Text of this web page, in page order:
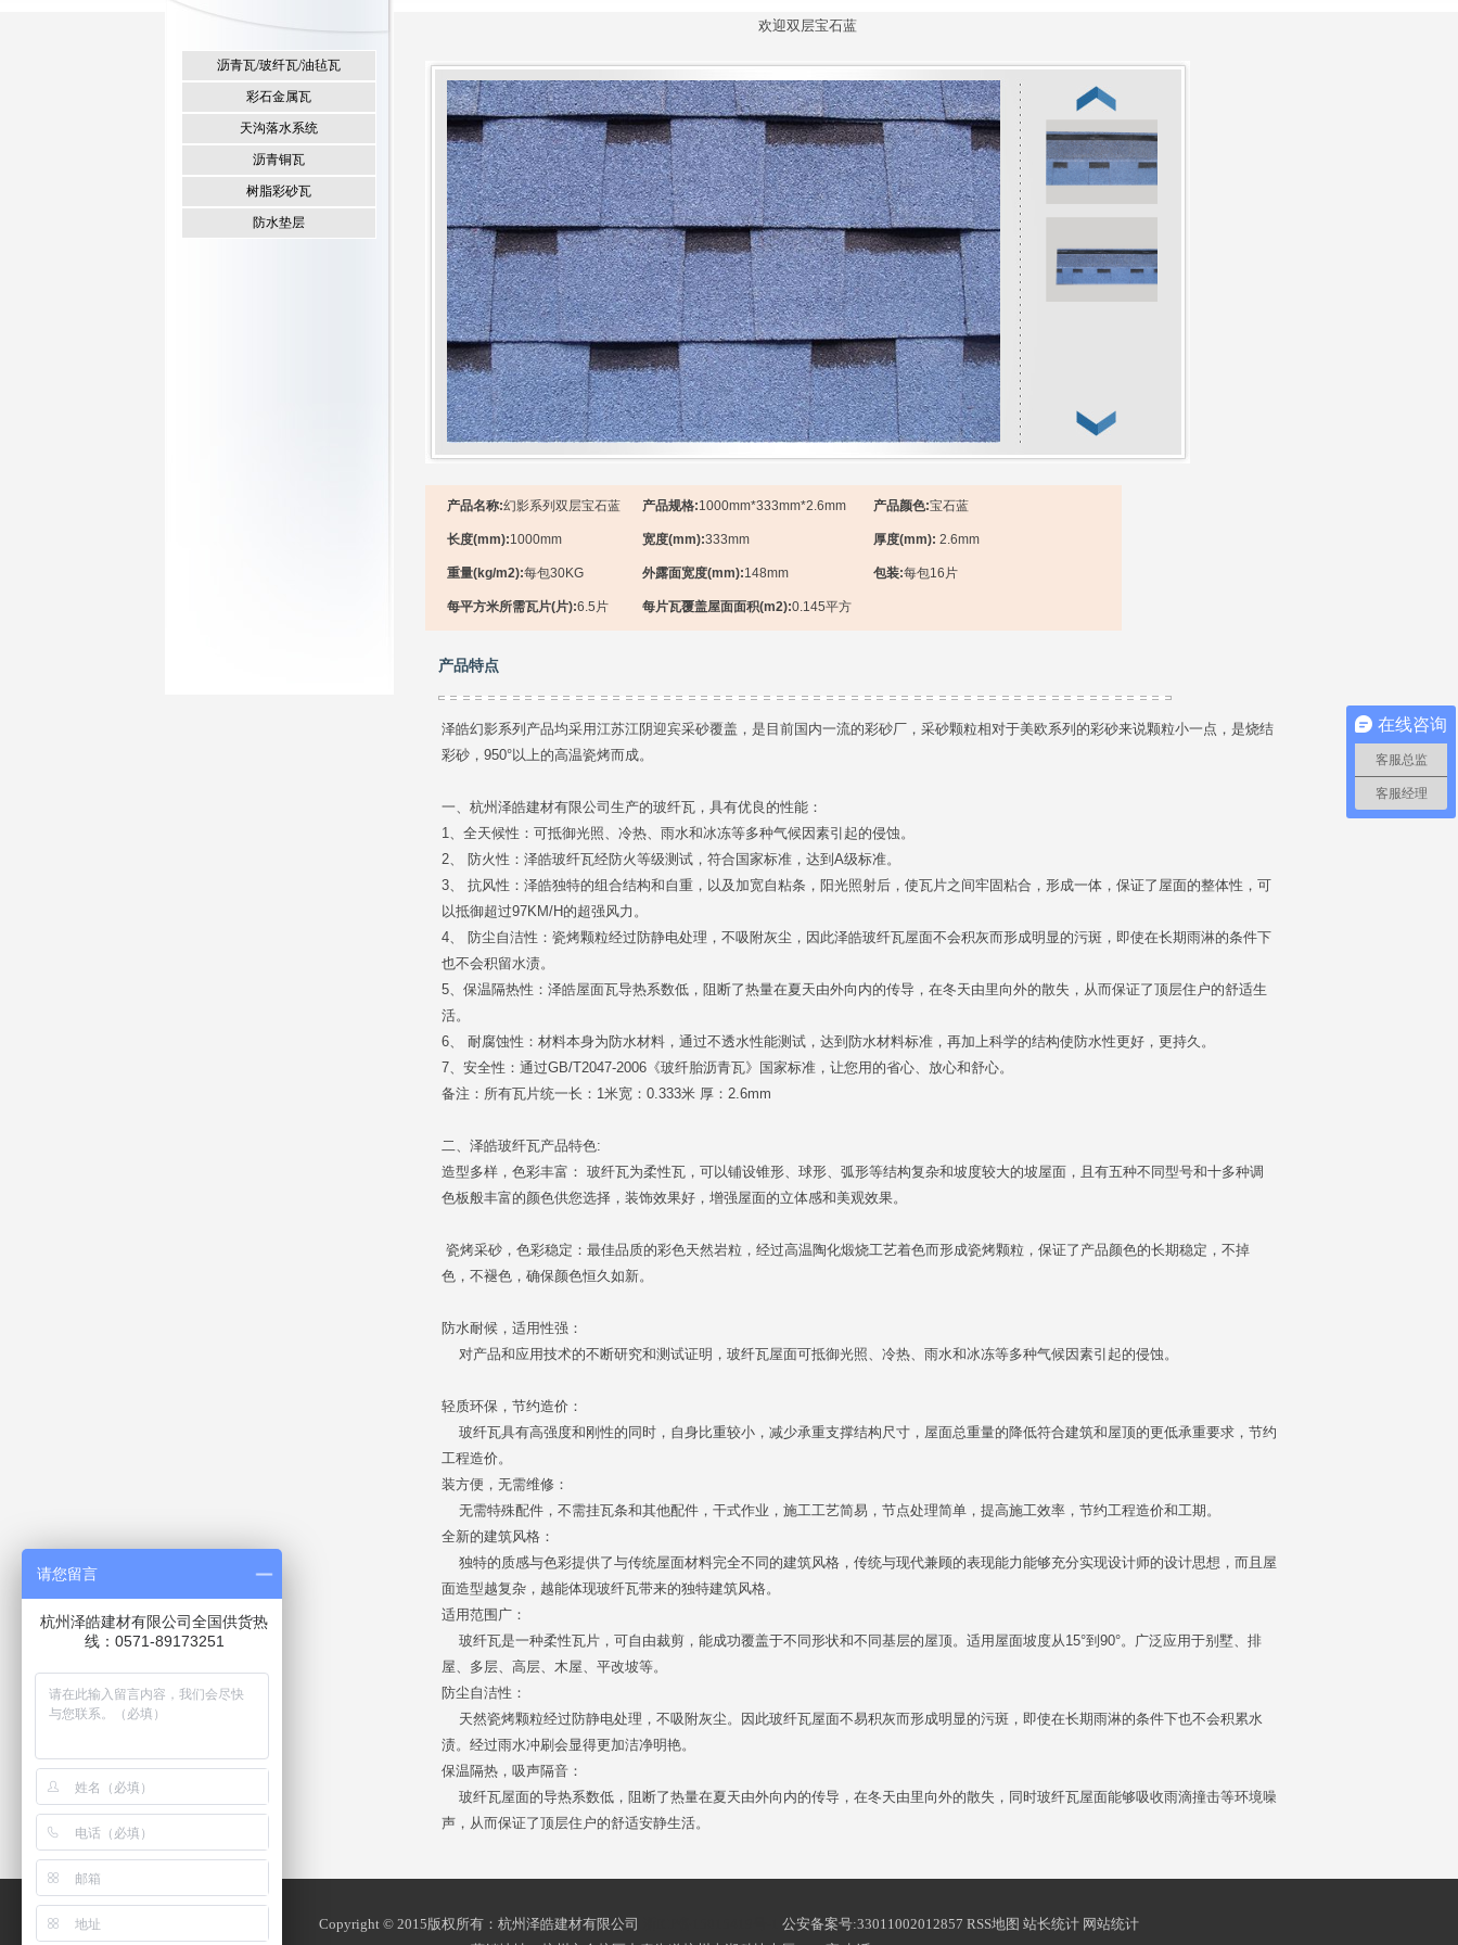
沥青瓦/玻纤瓦/油毡瓦
彩石金属瓦
天沟落水系统
沥青铜瓦
树脂彩砂瓦
防水垫层
欢迎双层宝石蓝
产品名称:幻影系列双层宝石蓝 产品规格:1000mm*333mm*2.6mm 产品颜色:宝石蓝
长度(mm):1000mm 宽度(mm):333mm 厚度(mm): 2.6mm
重量(kg/m2):每包30KG 外露面宽度(mm):148mm 包装:每包16片
每平方米所需瓦片(片):6.5片 每片瓦覆盖屋面面积(m2):0.145平方
产品特点
泽皓幻影系列产品均采用江苏江阴迎宾采砂覆盖，是目前国内一流的彩砂厂，采砂颗粒相对于美欧系列的彩砂来说颗粒小一点，是烧结
彩砂，950°以上的高温瓷烤而成。
一、杭州泽皓建材有限公司生产的玻纤瓦，具有优良的性能：
1、全天候性：可抵御光照、冷热、雨水和冰冻等多种气候因素引起的侵蚀。
2、 防火性：泽皓玻纤瓦经防火等级测试，符合国家标准，达到A级标准。
3、 抗风性：泽皓独特的组合结构和自重，以及加宽自粘条，阳光照射后，使瓦片之间牢固粘合，形成一体，保证了屋面的整体性，可
以抵御超过97KM/H的超强风力。
4、 防尘自洁性：瓷烤颗粒经过防静电处理，不吸附灰尘，因此泽皓玻纤瓦屋面不会积灰而形成明显的污斑，即使在长期雨淋的条件下
也不会积留水渍。
5、保温隔热性：泽皓屋面瓦导热系数低，阻断了热量在夏天由外向内的传导，在冬天由里向外的散失，从而保证了顶层住户的舒适生
活。
6、 耐腐蚀性：材料本身为防水材料，通过不透水性能测试，达到防水材料标准，再加上科学的结构使防水性更好，更持久。
7、安全性：通过GB/T2047-2006《玻纤胎沥青瓦》国家标准，让您用的省心、放心和舒心。
备注：所有瓦片统一长：1米宽：0.333米 厚：2.6mm
二、 泽皓玻纤瓦产品特色:
造型多样，色彩丰富： 玻纤瓦为柔性瓦，可以铺设锥形、球形、弧形等结构复杂和坡度较大的坡屋面，且有五种不同型号和十多种调
色板般丰富的颜色供您选择，装饰效果好，增强屋面的立体感和美观效果。
瓷烤采砂，色彩稳定：最佳品质的彩色天然岩粒，经过高温陶化煅烧工艺着色而形成瓷烤颗粒，保证了产品颜色的长期稳定，不掉
色，不褪色，确保颜色恒久如新。
防水耐候，适用性强：
对产品和应用技术的不断研究和测试证明，玻纤瓦屋面可抵御光照、冷热、雨水和冰冻等多种气候因素引起的侵蚀。
轻质环保，节约造价：
玻纤瓦具有高强度和刚性的同时，自身比重较小，减少承重支撑结构尺寸，屋面总重量的降低符合建筑和屋顶的更低承重要求，节约
工程造价。
装方便，无需维修：
无需特殊配件，不需挂瓦条和其他配件，干式作业，施工工艺简易，节点处理简单，提高施工效率，节约工程造价和工期。
全新的建筑风格：
独特的质感与色彩提供了与传统屋面材料完全不同的建筑风格，传统与现代兼顾的表现能力能够充分实现设计师的设计思想，而且屋
面造型越复杂，越能体现玻纤瓦带来的独特建筑风格。
适用范围广：
玻纤瓦是一种柔性瓦片，可自由裁剪，能成功覆盖于不同形状和不同基层的屋顶。适用屋面坡度从15°到90°。广泛应用于别墅、排
屋、多层、高层、木屋、平改坡等。
防尘自洁性：
天然瓷烤颗粒经过防静电处理，不吸附灰尘。因此玻纤瓦屋面不易积灰而形成明显的污斑，即使在长期雨淋的条件下也不会积累水
渍。经过雨水冲刷会显得更加洁净明艳。
保温隔热，吸声隔音：
玻纤瓦屋面的导热系数低，阻断了热量在夏天由外向内的传导，在冬天由里向外的散失，同时玻纤瓦屋面能够吸收雨滴撞击等环境噪
声，从而保证了顶层住户的舒适安静生活。
Copyright © 2015版权所有：杭州泽皓建材有限公司
公安备案号:33011002012857 RSS地图 站长统计 网站统计
在线咨询
客服总监
客服经理
请您留言
杭州泽皓建材有限公司全国供货热
线：0571-89173251